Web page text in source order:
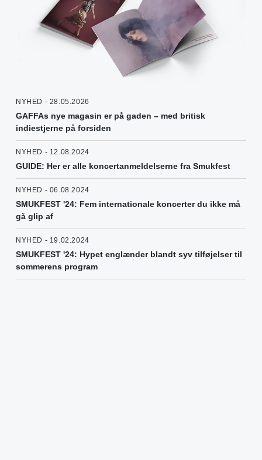
NYHED - 28.05.2026
GAFFAs nye magasin er på gaden – med britisk
indiestjerne på forsiden
NYHED - 12.08.2024
GUIDE: Her er alle koncertanmeldelserne fra Smukfest
NYHED - 06.08.2024
SMUKFEST '24: Fem internationale koncerter du ikke må
gå glip af
NYHED - 19.02.2024
SMUKFEST '24: Hypet englænder blandt syv tilføjelser til
sommerens program